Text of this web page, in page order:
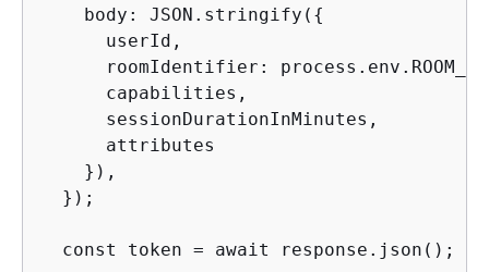
    body: JSON.stringify(
{
      userId,
roomIdentifier:
      capabilities,
      sessionDurationInMinutes,
      attributes
    }),
  });
  const token = await response.json();